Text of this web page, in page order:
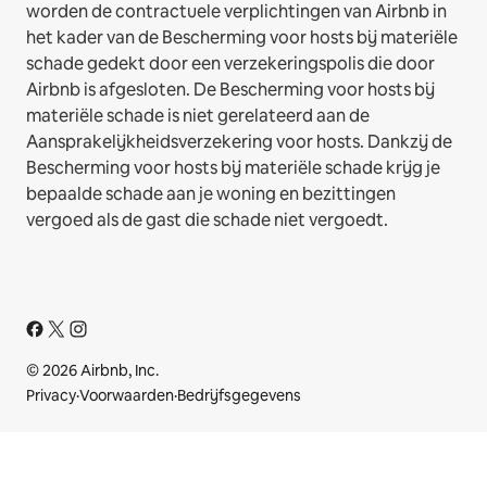
worden de contractuele verplichtingen van Airbnb in
het kader van de Bescherming voor hosts bij materiële
schade gedekt door een verzekeringspolis die door
Airbnb is afgesloten. De Bescherming voor hosts bij
materiële schade is niet gerelateerd aan de
Aansprakelijkheidsverzekering voor hosts. Dankzij de
Bescherming voor hosts bij materiële schade krijg je
bepaalde schade aan je woning en bezittingen
vergoed als de gast die schade niet vergoedt.
© 2026 Airbnb, Inc.
Privacy·Voorwaarden·Bedrijfsgegevens